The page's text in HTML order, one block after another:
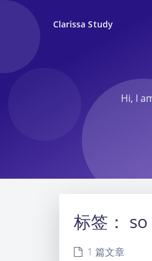
Clarissa Study
Hi, I
标签： so
1 篇文章